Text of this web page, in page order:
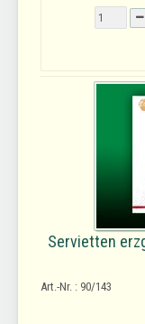
Servietten
Art.-Nr. : 90/143